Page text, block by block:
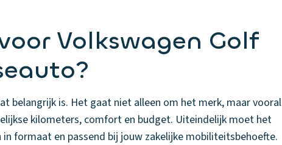
Volkswagen Golf
belangrijk is. Het gaat niet alleen om het merk, maar vooral
kilometers, comfort en budget. Uiteindelijk moet het
formaat en passend bij jouw zakelijke mobiliteitsbehoefte.